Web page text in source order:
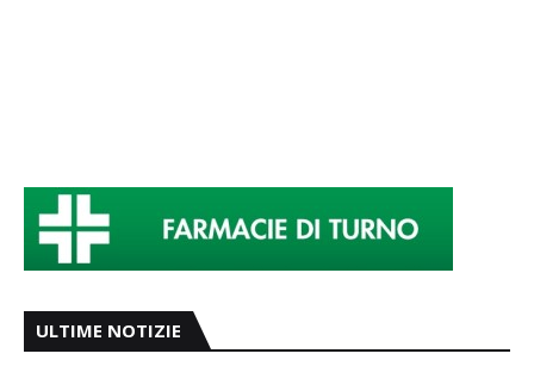
ULTIME NOTIZIE